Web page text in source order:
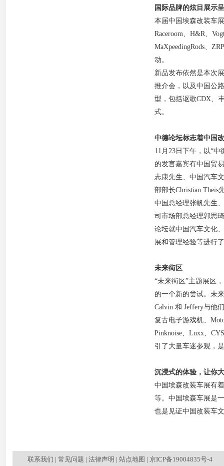
国际品牌的炫目展示
本届中国埃森改装车
Raceroom、H&R、
MaXpeedingRods、
动。
新品发布依然是本次
推介会，以及中国公
型，包括讴歌CDX、
式。
中德论坛标志着中国
11月23日下午，以“
的发言嘉宾有中国贸
志康先生、中国汽车
部部长Christian Theis
中国总经理张帆先生
司市场部总经理郭思
论坛就中国汽车文化
展和管理经验等进行
未来街区
“未来街区”主题展区
的一个新的尝试。未
Calvin 和 Jeffery与他
复古电子游戏机、
Pinknoise、Luxx、
引了大量车迷参观，
沉浸式的体验，让你
中国埃森改装车展有
等。中国埃森车展是
也是见证中国改装车
联系我们 | 常见问题 | 法律声明 | 站点地图 | 京ICP备19004835号-4